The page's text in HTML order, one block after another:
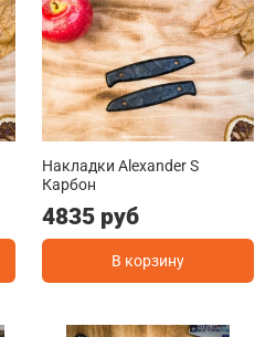
Накладки Alexander S
Карбон
4835 руб
В корзину